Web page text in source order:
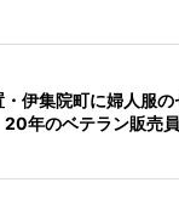
・伊集院町に婦人服
年のベテラン販売